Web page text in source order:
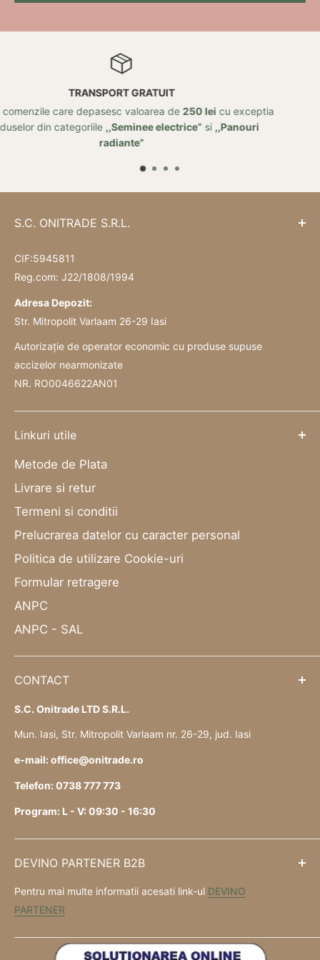
de250 leicu exceptia
si,,Panouri
Posibilitate de retur in 14 zile
S.C. ONITRADE S.R.L.
CIF:5945811
Reg.com: J22/1808/1994
Adresa Depozit:
Str. Mitropolit Varlaam 26-29 Iasi
Autorizație de operator economic cu produse supuse
accizelor nearmonizate
NR. RO0046622AN01
Linkuri utile
Metode de Plata
Livrare si retur
Termeni si conditii
Prelucrarea datelor cu caracter personal
Politica de utilizare Cookie-uri
Formular retragere
ANPC
ANPC - SAL
CONTACT
S.C. Onitrade LTD S.R.L.
Mun. Iasi, Str. Mitropolit Varlaam nr. 26-29, jud. Iasi
e-mail: office@onitrade.ro
Telefon: 0738 777 773
Program: L - V: 09:30 - 16:30
DEVINO PARTENER B2B
Pentru mai multe informatii acesati link-ul DEVINO
PARTENER